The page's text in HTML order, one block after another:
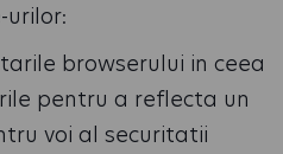
urilor:
browserului in ceea
pentru a reflecta un
voi al securitatii